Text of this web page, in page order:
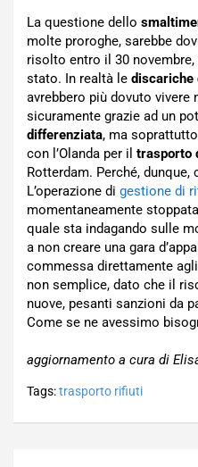
La questione dello
molte proroghe, sarebbe
risolto entro il 30
stato. In realtà le discariche
avrebbero più dovuto vivere
sicuramente grazie ad un
differenziata, ma
con l’Olanda per il trasporto
Rotterdam. Perché, dunque,
L’operazione di gestione di
momentaneamente
quale sta indagando sulle
a non creare una gara
commessa direttamente
non semplice, dato che il
nuove, pesanti sanzioni da
Come se ne avessimo
aggiornamento a cura di
Tags:trasporto rifiuti